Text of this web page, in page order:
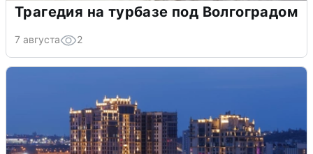
Трагедия на турбазе под Волгоградом
7 августа 2